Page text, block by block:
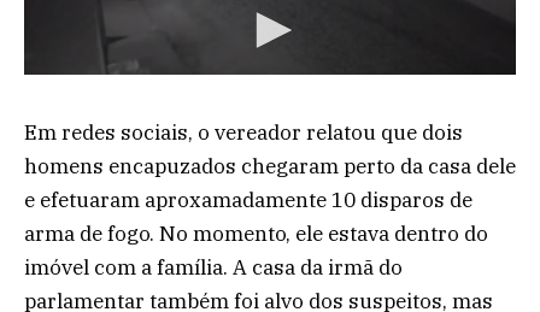
Em redes sociais, o vereador relatou que dois
homens encapuzados chegaram perto da casa dele
e efetuaram aproxamadamente 10 disparos de
arma de fogo. No momento, ele estava dentro do
imóvel com a família. A casa da irmã do
parlamentar também foi alvo dos suspeitos, mas